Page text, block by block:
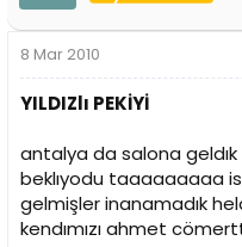
8 Mar 2010
YILDIZlı PEKİYİ
antalya da salona geldık
beklıyodu taaaaaaaaa
gelmişler inanamadık
kendımızı ahmet